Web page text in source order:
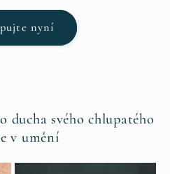
nyní
ducha svého chlupatého
v umění